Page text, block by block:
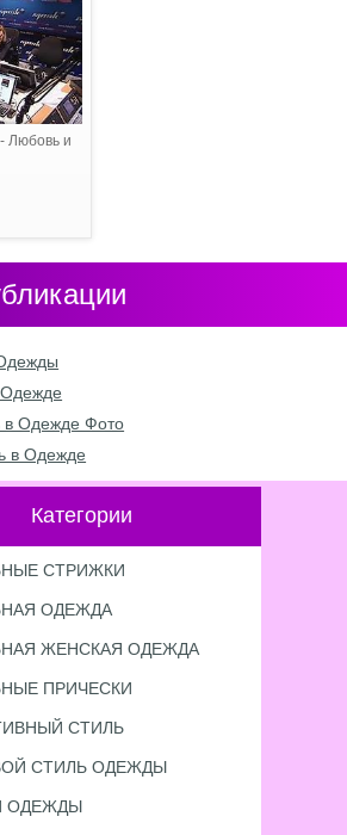
Любовь и
Одежде
в Одежде Фото
в Одежде
Категории
СТРИЖКИ
ОДЕЖДА
ЖЕНСКАЯ ОДЕЖДА
ПРИЧЕСКИ
СТИЛЬ
СТИЛЬ ОДЕЖДЫ
ОДЕЖДЫ